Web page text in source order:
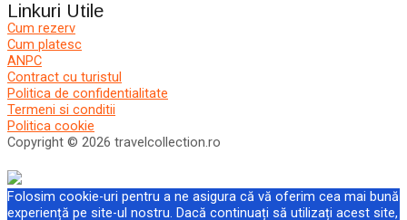
Linkuri Utile
Cum rezerv
Cum platesc
ANPC
Contract cu turistul
Politica de confidentialitate
Termeni si conditii
Politica cookie
Copyright © 2026 travelcollection.ro
Folosim cookie-uri pentru a ne asigura că vă oferim cea mai bună
experiență pe site-ul nostru. Dacă continuați să utilizați acest site,